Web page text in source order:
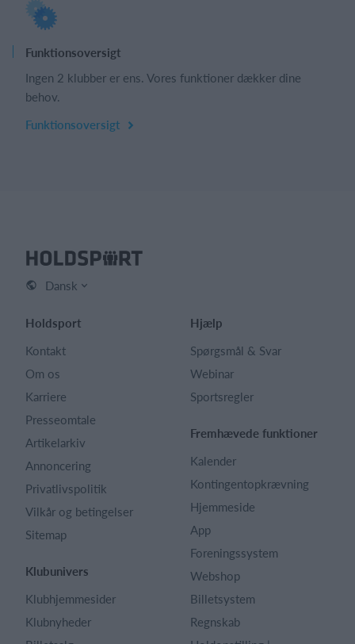
Funktionsoversigt
Ingen 2 klubber er ens. Vores funktioner dækker dine
behov.
Funktionsoversigt
Dansk
Holdsport
Kontakt
Om os
Karriere
Presseomtale
Artikelarkiv
Annoncering
Privatlivspolitik
Vilkår og betingelser
Sitemap
Klubunivers
Klubhjemmesider
Klubnyheder
Hjælp
Spørgsmål & Svar
Webinar
Sportsregler
Fremhævede funktioner
Kalender
Kontingentopkrævning
Hjemmeside
App
Foreningssystem
Webshop
Billetsystem
Regnskab